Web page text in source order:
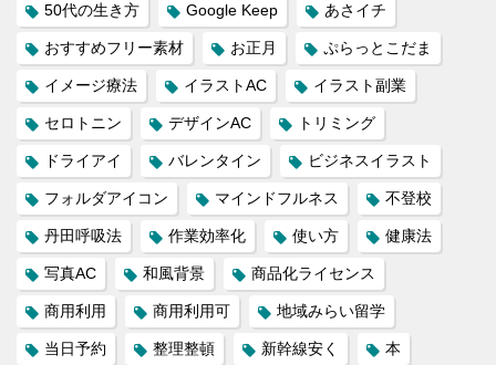
50代の生き方 Google Keep あさイチ
おすすめフリー素材 お正月 ぷらっとこだま
イメージ療法 イラストAC イラスト副業
セロトニン デザインAC トリミング
ドライアイ バレンタイン ビジネスイラスト
フォルダアイコン マインドフルネス 不登校
丹田呼吸法 作業効率化 使い方 健康法
写真AC 和風背景 商品化ライセンス
商用利用 商用利用可 地域みらい留学
当日予約 整理整頓 新幹線安く 本